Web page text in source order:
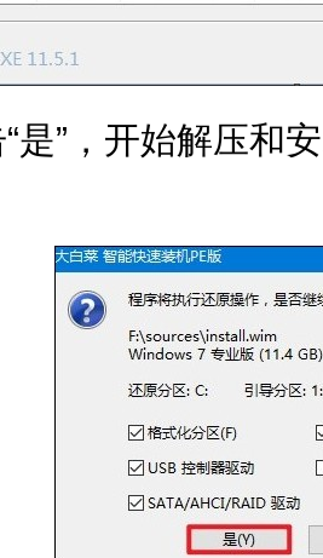
是”，开始解压和